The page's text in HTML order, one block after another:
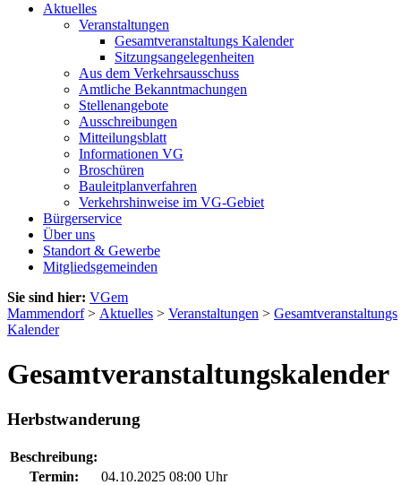
Aktuelles
Veranstaltungen
Gesamtveranstaltungs Kalender
Sitzungsangelegenheiten
Aus dem Verkehrsausschuss
Amtliche Bekanntmachungen
Stellenangebote
Ausschreibungen
Mitteilungsblatt
Informationen VG
Broschüren
Bauleitplanverfahren
Verkehrshinweise im VG-Gebiet
Bürgerservice
Über uns
Standort & Gewerbe
Mitgliedsgemeinden
Sie sind hier: VGem
Mammendorf> Aktuelles > Veranstaltungen > Gesamtveranstaltungs
Kalender
Gesamtveranstaltungskalender
Herbstwanderung
Beschreibung:
Termin:
04.10.2025 08:00 Uhr